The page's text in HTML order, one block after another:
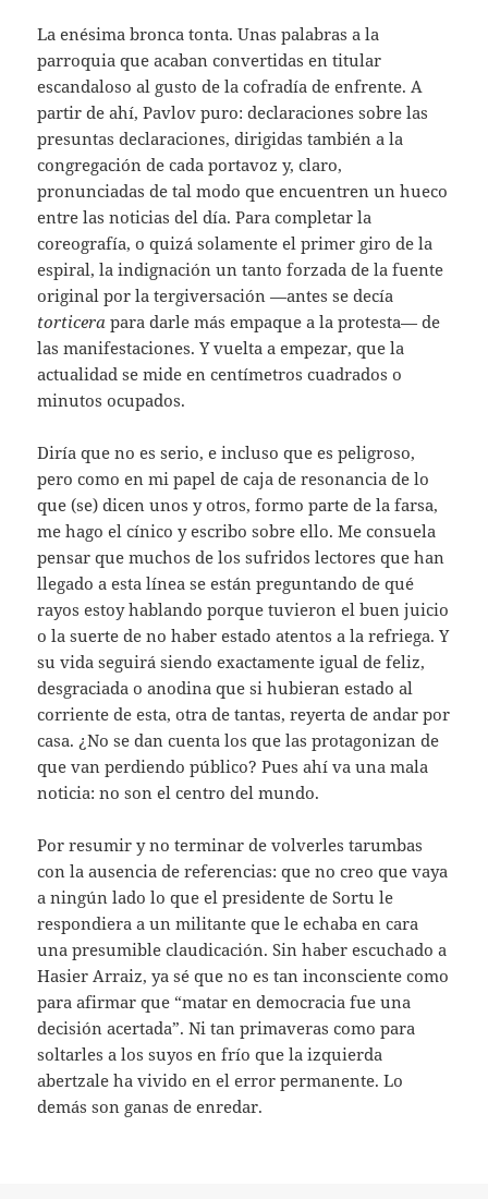
La enésima bronca tonta. Unas palabras a la
parroquia que acaban convertidas en titular
escandaloso al gusto de la cofradía de enfrente. A
partir de ahí, Pavlov puro: declaraciones sobre las
presuntas declaraciones, dirigidas también a la
congregación de cada portavoz y, claro,
pronunciadas de tal modo que encuentren un hueco
entre las noticias del día. Para completar la
coreografía, o quizá solamente el primer giro de la
espiral, la indignación un tanto forzada de la fuente
original por la tergiversación —antes se decía
torticera para darle más empaque a la protesta— de
las manifestaciones. Y vuelta a empezar, que la
actualidad se mide en centímetros cuadrados o
minutos ocupados.
Diría que no es serio, e incluso que es peligroso,
pero como en mi papel de caja de resonancia de lo
que (se) dicen unos y otros, formo parte de la farsa,
me hago el cínico y escribo sobre ello. Me consuela
pensar que muchos de los sufridos lectores que han
llegado a esta línea se están preguntando de qué
rayos estoy hablando porque tuvieron el buen juicio
o la suerte de no haber estado atentos a la refriega. Y
su vida seguirá siendo exactamente igual de feliz,
desgraciada o anodina que si hubieran estado al
corriente de esta, otra de tantas, reyerta de andar por
casa. ¿No se dan cuenta los que las protagonizan de
que van perdiendo público? Pues ahí va una mala
noticia: no son el centro del mundo.
Por resumir y no terminar de volverles tarumbas
con la ausencia de referencias: que no creo que vaya
a ningún lado lo que el presidente de Sortu le
respondiera a un militante que le echaba en cara
una presumible claudicación. Sin haber escuchado a
Hasier Arraiz, ya sé que no es tan inconsciente como
para afirmar que “matar en democracia fue una
decisión acertada”. Ni tan primaveras como para
soltarles a los suyos en frío que la izquierda
abertzale ha vivido en el error permanente. Lo
demás son ganas de enredar.